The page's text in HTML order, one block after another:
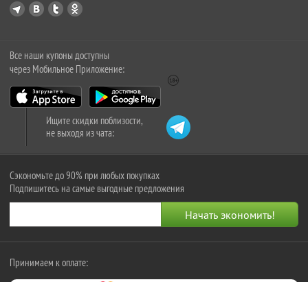
Все наши купоны доступны
через Мобильное Приложение:
Ищите скидки поблизости,
не выходя из чата:
Сэкономьте до 90% при любых покупках
Подпишитесь на самые выгодные предложения
Принимаем к оплате: